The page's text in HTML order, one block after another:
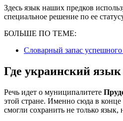
Здесь язык наших предков
специальное решение по ее
БОЛЬШЕ ПО ТЕМЕ:
Словарный запас
Где украинский
Речь идет о муниципалитете
этой стране. Именно сюда в
смогли сохранить не только